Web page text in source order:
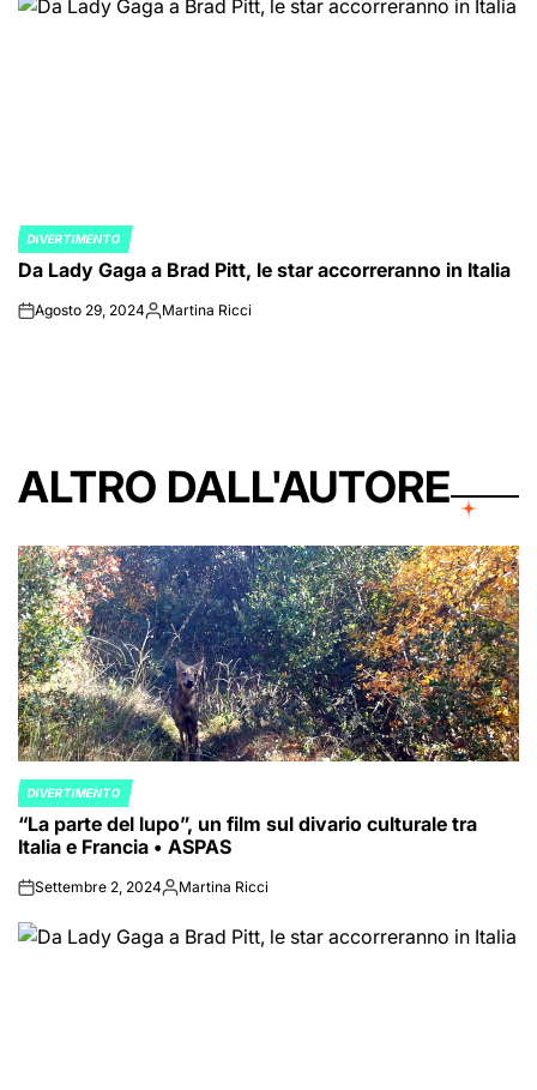
POSTED
IN
DIVERTIMENTO
Da Lady Gaga a Brad Pitt, le star accorreranno in Italia
onAgosto 29, 2024PostedMartina Ricci
ALTRO DALL'AUTORE
POSTED
IN
DIVERTIMENTO
“La parte del lupo”, un film sul divario culturale tra
Italia e Francia • ASPAS
onSettembre 2, 2024PostedMartina Ricci